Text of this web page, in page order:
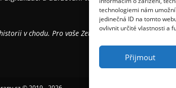
technologiemi nám
jedinečná ID na tomto
ovlivnit určité vlastnosti a
Přijmout
v chodu. Pro vaše Zetory,
Společně
generace.